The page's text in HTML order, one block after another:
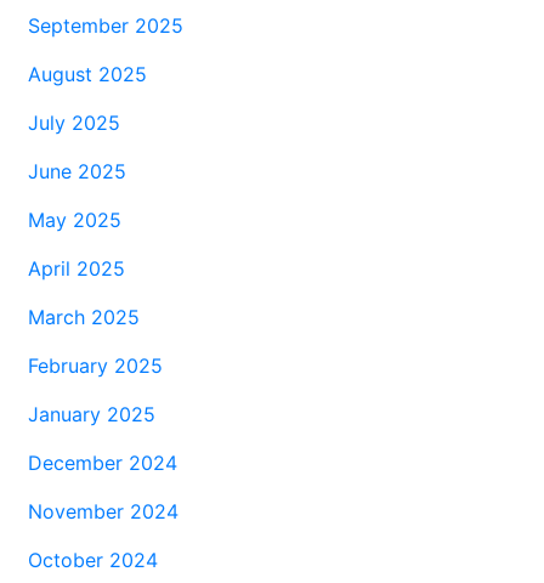
September 2025
August 2025
July 2025
June 2025
May 2025
April 2025
March 2025
February 2025
January 2025
December 2024
November 2024
October 2024